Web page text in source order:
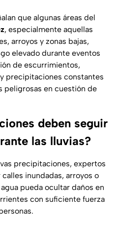
que algunas áreas del
, especialmente aquellas
arroyos y zonas bajas,
elevado durante eventos
de escurrimientos,
precipitaciones constantes
peligrosas en cuestión de
deben seguir
las lluvias?
precipitaciones, expertos
inundadas, arroyos o
pueda ocultar daños en
con suficiente fuerza